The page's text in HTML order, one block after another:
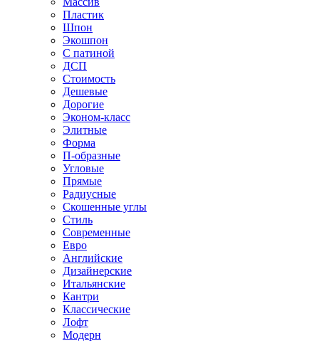
Пластик
Шпон
Экошпон
С патиной
ДСП
Стоимость
Дешевые
Дорогие
Эконом-класс
Элитные
Форма
П-образные
Угловые
Прямые
Радиусные
Скошенные углы
Стиль
Современные
Евро
Английские
Дизайнерские
Итальянские
Кантри
Классические
Лофт
Модерн